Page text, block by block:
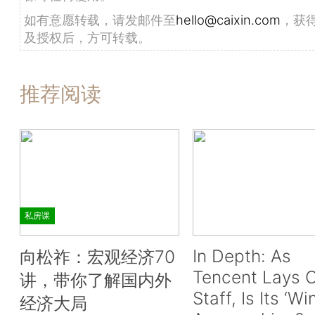
如有意愿转载，请发邮件至hello@caixin.com ，获
及授权后，方可转载。
推荐阅读
私房课
向松祚：宏观经济70
讲，带你了解国内外
经济大局
In Depth: As
Tencent Lays
Staff, Is Its